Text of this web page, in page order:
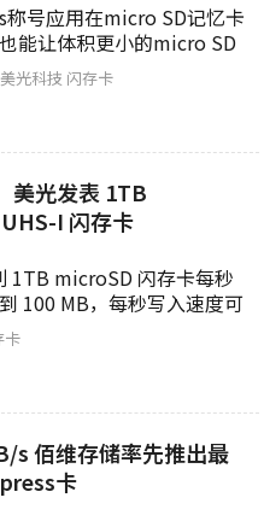
称号应用在micro SD记忆卡
能让体积更小的micro SD
存设备，并且可作为高速
未来可能应用在各类监控
速写入4K以上分辨率画质
美光科技 闪存卡
美光发表 1TB
I 闪存卡
1TB microSD 闪存卡每秒
100 MB，每秒写入速度可
UHS-I 速度等级 (U3) 与
(V30) 的标准。c200 1TB
将在 2019 年第 2 季起广
卡
s 佰维存储率先推出最
卡